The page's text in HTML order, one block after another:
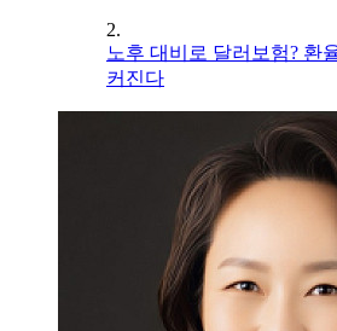
2.
노후 대비로 달러보험? 환
커진다